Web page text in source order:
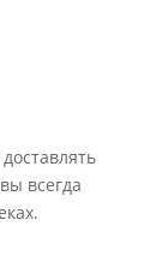
всегда